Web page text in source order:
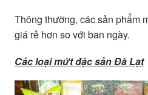
Thông thường, các sản phẩm
giá rẻ hơn so với ban ngày.
Các loại mứt đặc sản Đà Lạt